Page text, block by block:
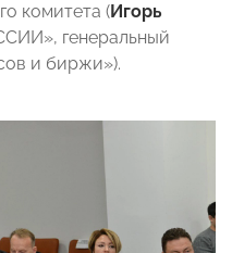
комитета (Игорь
генеральный
и биржи»).